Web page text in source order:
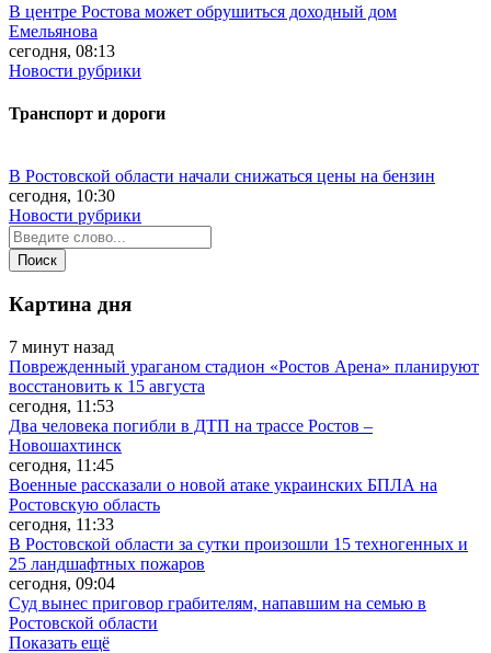
В центре Ростова может обрушиться доходный дом
Емельянова
сегодня, 08:13
Новости рубрики
Транспорт и дороги
В Ростовской области начали снижаться цены на бензин
сегодня, 10:30
Новости рубрики
Картина дня
7 минут назад
Поврежденный ураганом стадион «Ростов Арена» планируют
восстановить к 15 августа
сегодня, 11:53
Два человека погибли в ДТП на трассе Ростов –
Новошахтинск
сегодня, 11:45
Военные рассказали о новой атаке украинских БПЛА на
Ростовскую область
сегодня, 11:33
В Ростовской области за сутки произошли 15 техногенных и
25 ландшафтных пожаров
сегодня, 09:04
Суд вынес приговор грабителям, напавшим на семью в
Ростовской области
Показать ещё